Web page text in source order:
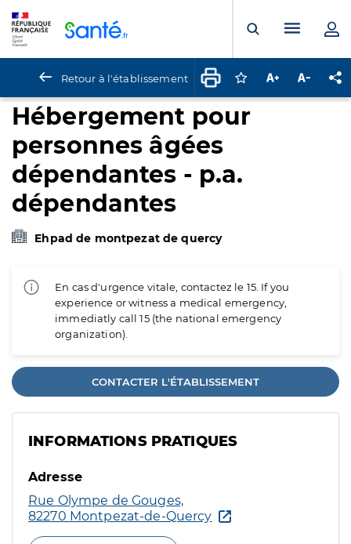
Ouvrir laMenu
Retour à l'établissement Connectez-vous
Augmenter la
Hébergement pour
personnes âgées
dépendantes - p.a.
dépendantes
Ehpad de montpezat de quercy
En cas d'urgence vitale, contactez le 15. If you
experience or witness a medical emergency,
immediatly call 15 (the national emergency
organization).
CONTACTER L'ÉTABLISSEMENT
INFORMATIONS PRATIQUES
Adresse
Rue Olympe de Gouges,
82270 Montpezat-de-Quercy